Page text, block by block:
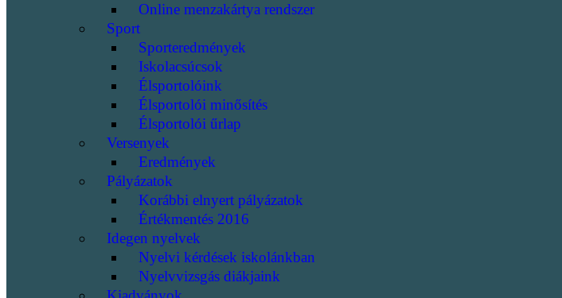
Online menzakártya rendszer
Sport
Sporteredmények
Iskolacsúcsok
Élsportolóink
Élsportolói minősítés
Élsportolói űrlap
Versenyek
Eredmények
Pályázatok
Korábbi elnyert pályázatok
Értékmentés 2016
Idegen nyelvek
Nyelvi kérdések iskolánkban
Nyelvvizsgás diákjaink